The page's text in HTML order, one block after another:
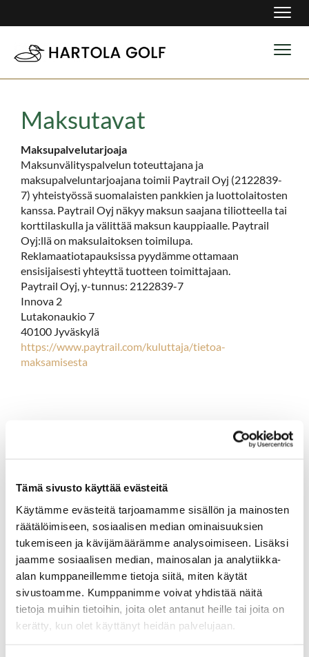
Tämä sivusto käyttää evästeitä
Käytämme evästeitä tarjoamamme sisällön ja mainosten
räätälöimiseen, sosiaalisen median ominaisuuksien
tukemiseen ja kävijämäärämme analysoimiseen. Lisäksi
jaamme sosiaalisen median, mainosalan ja analytiikka-
alan kumppaneillemme tietoja siitä, miten käytät
sivustoamme. Kumppanimme voivat yhdistää näitä
tietoja muihin tietoihin, joita olet antanut heille tai joita on
kerätty, kun olet käyttänyt heidän palvelujaan.
Maksutavat
Maksupalvelutarjoaja
Maksunvälityspalvelun toteuttajana ja
maksupalveluntarjoajana toimii Paytrail Oyj (2122839-
7) yhteistyössä suomalaisten pankkien ja luottolaitosten
kanssa. Paytrail Oyj näkyy maksun saajana tiliotteella tai
korttilaskulla ja välittää maksun kauppiaalle. Paytrail
Oyj:llä on maksulaitoksen toimilupa.
Reklamaatiotapauksissa pyydämme ottamaan
ensisijaisesti yhteyttä tuotteen toimittajaan.
Paytrail Oyj, y-tunnus: 2122839-7
Innova 2
Lutakonaukio 7
40100 Jyväskylä
https://www.paytrail.com/kuluttaja/tietoa-
maksamisesta